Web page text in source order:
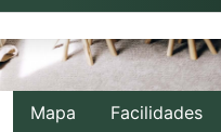
to
interact
with
the
Mapa Facilidades